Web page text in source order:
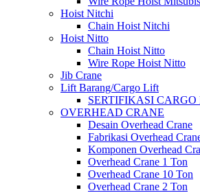
Hoist Nitchi
Chain Hoist Nitchi
Hoist Nitto
Chain Hoist Nitto
Wire Rope Hoist Nitto
Jib Crane
Lift Barang/Cargo Lift
SERTIFIKASI CARGO
OVERHEAD CRANE
Desain Overhead Crane
Fabrikasi Overhead
Komponen Overhead
Overhead Crane 1 Ton
Overhead Crane 10 Ton
Overhead Crane 2 Ton